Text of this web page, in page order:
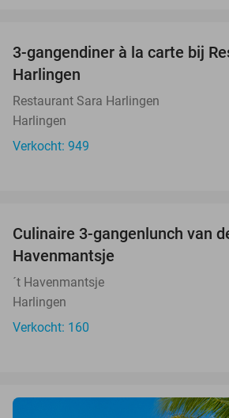
3-gangendiner à la carte bij
Harlingen
Restaurant Sara Harlingen
Harlingen
Verkocht: 949
Culinaire 3-gangenlunch van
Havenmantsje
´t Havenmantsje
Harlingen
Verkocht: 160